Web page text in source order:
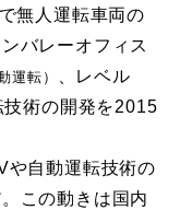
無人運転車両の
バレーオフィス
運転）
、レベル
技術の開発を2015
や自動運転技術の
この動きは国内